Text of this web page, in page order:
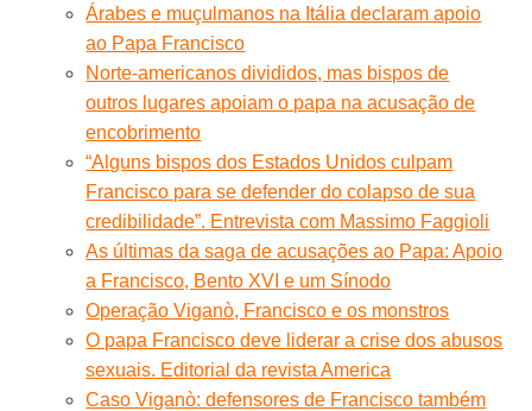
Árabes e muçulmanos na Itália declaram apoio
ao Papa Francisco
Norte-americanos divididos, mas bispos de
outros lugares apoiam o papa na acusação de
encobrimento
“Alguns bispos dos Estados Unidos culpam
Francisco para se defender do colapso de sua
credibilidade”. Entrevista com Massimo Faggioli
As últimas da saga de acusações ao Papa: Apoio
a Francisco, Bento XVI e um Sínodo
Operação Viganò, Francisco e os monstros
O papa Francisco deve liderar a crise dos abusos
sexuais. Editorial da revista America
Caso Viganò: defensores de Francisco também